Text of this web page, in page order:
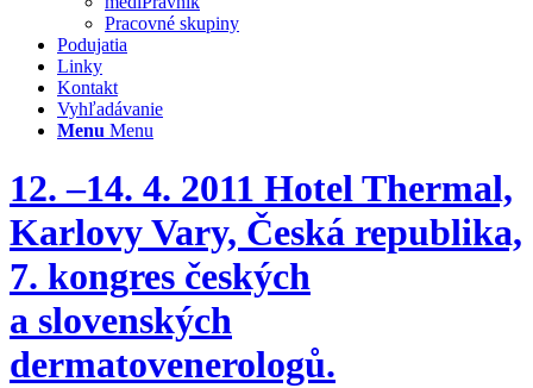
Pracovné skupiny
Podujatia
Linky
Kontakt
Vyhľadávanie
Menu Menu
12. –14. 4. 2011 Hotel Thermal,
Karlovy Vary, Česká republika,
7. kongres českých
a slovenských
dermatovenerologů.